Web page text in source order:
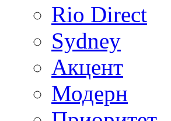
Rio Direct
Sydney
Акцент
Модерн